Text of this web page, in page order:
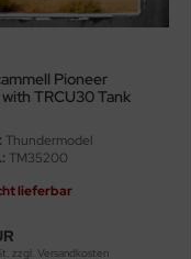
Pioneer
TRCU30 Tank
Thundermodel
TM35200
lieferbar
zzgl. Versandkosten